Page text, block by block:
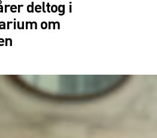
deltog i
om